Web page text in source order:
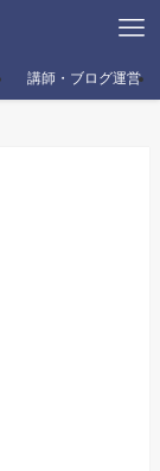
講師・ブログ運営